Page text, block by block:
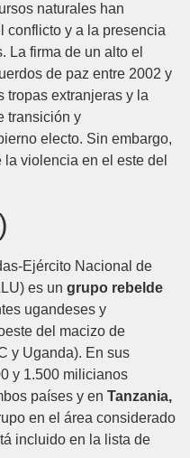
naturales han
conflicto y a la presencia
La firma de un alto el
de paz entre 2002 y
tropas extranjeras y la
transición y
electo. Sin embargo,
violencia en el este del
Ejército Nacional de
es un grupo rebelde
ugandeses y
del macizo de
y Uganda). En sus
y 1.500 milicianos
países y en Tanzania,
en el área considerado
incluido en la lista de